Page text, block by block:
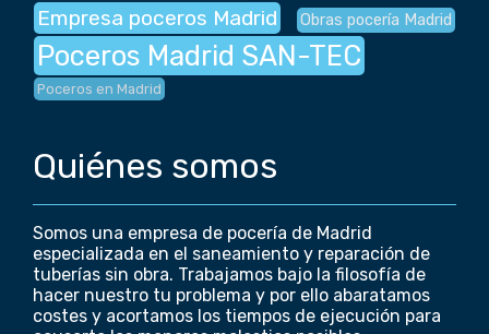
Empresa poceros Madrid Obras pocería Madrid
Poceros Madrid SAN-TEC
Poceros en Madrid
Quiénes somos
Somos una empresa de pocería de Madrid
especializada en el saneamiento y reparación de
tuberías sin obra. Trabajamos bajo la filosofía de
hacer nuestro tu problema y por ello abaratamos
costes y acortamos los tiempos de ejecución para